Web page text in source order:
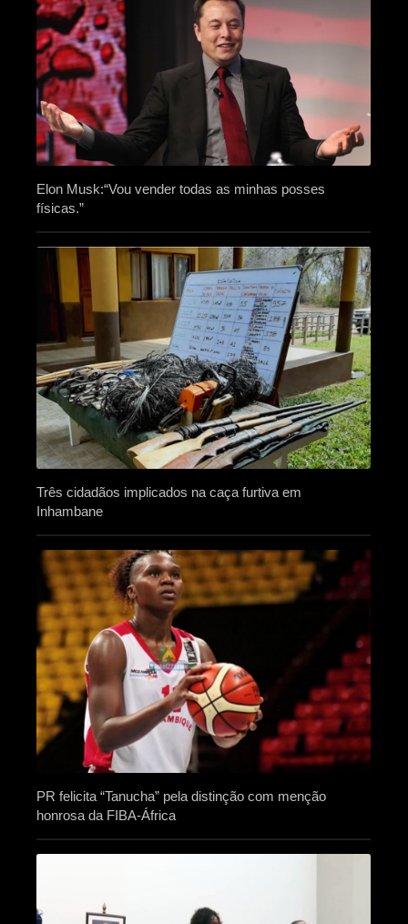
Elon Musk:“Vou vender todas as minhas posses
físicas.”
Três cidadãos implicados na caça furtiva em
Inhambane
PR felicita “Tanucha” pela distinção com menção
honrosa da FIBA-África